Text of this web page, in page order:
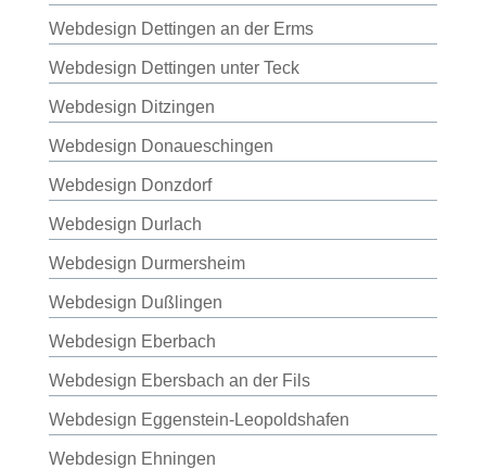
Webdesign Dettingen an der Erms
Webdesign Dettingen unter Teck
Webdesign Ditzingen
Webdesign Donaueschingen
Webdesign Donzdorf
Webdesign Durlach
Webdesign Durmersheim
Webdesign Dußlingen
Webdesign Eberbach
Webdesign Ebersbach an der Fils
Webdesign Eggenstein-Leopoldshafen
Webdesign Ehningen